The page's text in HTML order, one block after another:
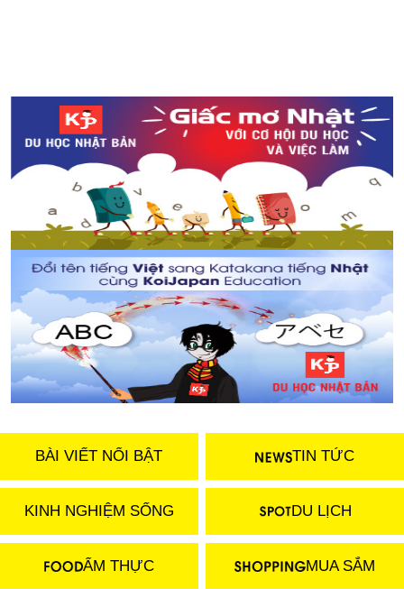
BÀI VIẾT NỔI BẬT TIN TỨC
KINH NGHIỆM SỐNG DU LỊCH
ẨM THỰC MUA SẮM